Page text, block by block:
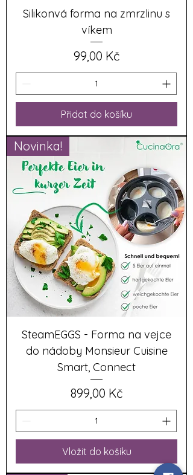
Silikonvá forma na zmrzlinu s
víkem
Cena
99,00 Kč
Přidat do košíku
Novinka!
SteamEGGS - Forma na vejce
do nádoby Monsieur Cuisine
Smart, Connect
Cena
899,00 Kč
Vložit do košíku